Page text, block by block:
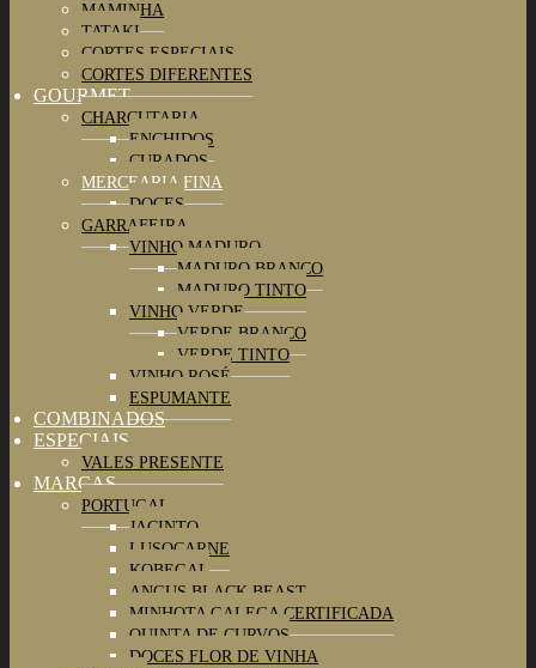
MAMINHA
TATAKI
CORTES ESPECIAIS
CORTES DIFERENTES
GOURMET
CHARCUTARIA
ENCHIDOS
CURADOS
MERCEARIA FINA
DOCES
GARRAFEIRA
VINHO MADURO
MADURO BRANCO
MADURO TINTO
VINHO VERDE
VERDE BRANCO
VERDE TINTO
VINHO ROSÉ
ESPUMANTE
COMBINADOS
ESPECIAIS
VALES PRESENTE
MARCAS
PORTUGAL
JACINTO
LUSOCARNE
KOBEGAL
ANGUS BLACK BEAST
MINHOTA GALEGA CERTIFICADA
QUINTA DE CURVOS
DOCES FLOR DE VINHA